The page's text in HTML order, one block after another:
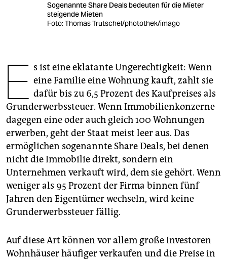
fragen & hilfe
genossenschaft
epaper login
Sogenannte Share Deals bedeuten für die Mieter
steigende Mieten
Foto: Thomas Trutschel/photothek/imago
E s ist eine eklatante Ungerechtigkeit: Wenn
eine Familie eine Wohnung kauft, zahlt sie
dafür bis zu 6,5 Prozent des Kaufpreises als
Grunderwerbssteuer. Wenn Immobilienkonzerne
dagegen eine oder auch gleich 100 Wohnungen
erwerben, geht der Staat meist leer aus. Das
ermöglichen sogenannte Share Deals, bei denen
nicht die Immobilie direkt, sondern ein
Unternehmen verkauft wird, dem sie gehört. Wenn
weniger als 95 Prozent der Firma binnen fünf
Jahren den Eigentümer wechseln, wird keine
Grunderwerbssteuer fällig.
Auf diese Art können vor allem große Investoren
Wohnhäuser häufiger verkaufen und die Preise in